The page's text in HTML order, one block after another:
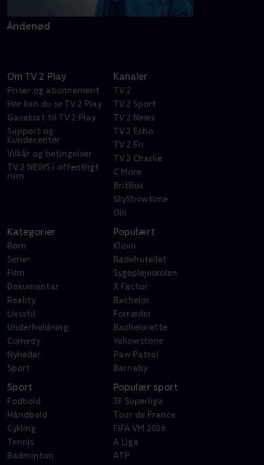
Åndenød
Om TV 2 Play
Priser og abonnement
Her kan du se TV 2 Play
Gavekort til TV 2 Play
Support og
Kundecenter
Vilkår og betingelser
TV 2 NEWS i offentligt
rum
Kanaler
TV 2
TV 2 Sport
TV 2 News
TV 2 Echo
TV 2 Fri
TV 2 Charlie
C More
BritBox
SkyShowtime
Oiii
Kategorier
Børn
Serier
Film
Dokumentar
Reality
Livsstil
Underholdning
Comedy
Nyheder
Sport
Populært
Klovn
Badehotellet
Sygeplejeskolen
X Factor
Bachelor
Forræder
Bachelorette
Yellowstone
Paw Patrol
Barnaby
Sport
Fodbold
Håndbold
Cykling
Tennis
Badminton
Populær sport
3F Superliga
Tour de France
FIFA VM 2026
A Liga
ATP